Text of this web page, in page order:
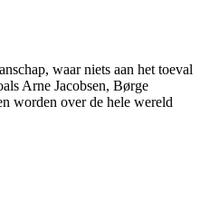
waar niets aan het toeval
Arne Jacobsen, Børge
worden over de hele wereld